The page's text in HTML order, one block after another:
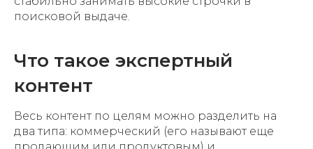
поисковой выдаче.
Что такое экспертный
контент
Весь контент по целям можно разделить на
два типа: коммерческий (его называют еще